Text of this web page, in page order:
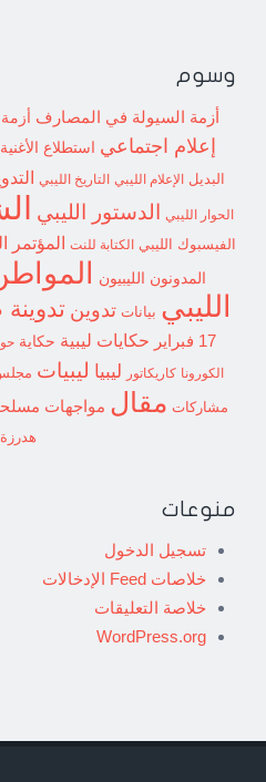
وسوم
أزمة السيولة في المصارف
إعلام اجتماعي استطلاع
البديل
الإعلام الليبي التاريخ الليبي
الحوار الليبي الدستور الليبي
الفيسبوك الليبي الكتابة للنت المؤتمر
المدونون الليبيون
الليبي بيانات تدوين
17 فبراير
حكايات ليبية حكاية
الكورونا كاريكاتور ليبيا ليبيات
مشاركات مقال مواجهات
هدرزة
منوعات
تسجيل الدخول
خلاصات Feed الإدخالات
خلاصة التعليقات
WordPress.org